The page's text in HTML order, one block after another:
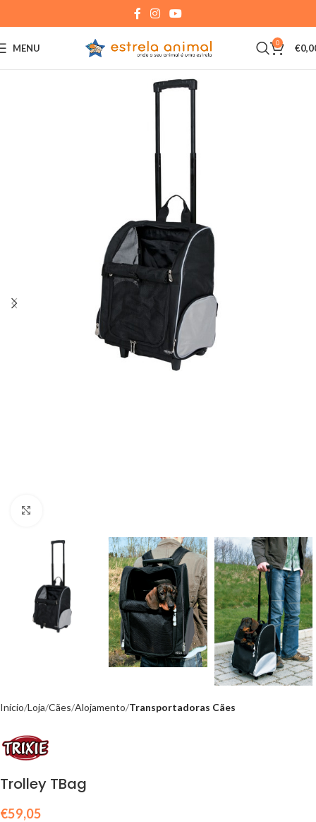
MENU 0 €
Início Loja Cães Alojamento Transportadoras Cães
Trolley TBag
€59,05